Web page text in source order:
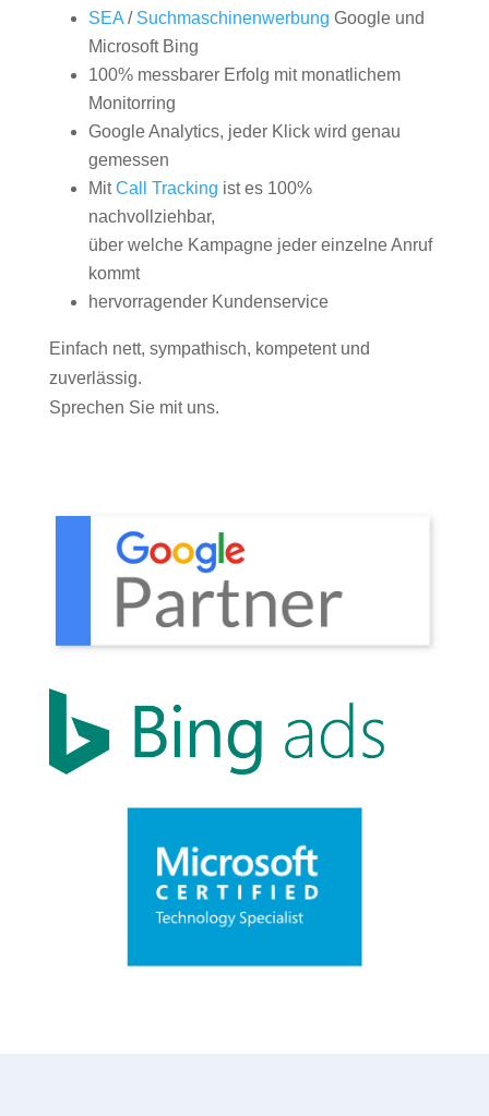
SEA/ Suchmaschinenwerbung Google und
Microsoft Bing
100% messbarer Erfolg mit monatlichem
Monitorring
Google Analytics, jeder Klick wird genau
gemessen
MitCall Tracking ist es 100%
nachvollziehbar,
über welche Kampagne jeder einzelne Anruf
kommt
hervorragender Kundenservice
Einfach nett, sympathisch, kompetent und
zuverlässig.
Sprechen Sie mit uns.